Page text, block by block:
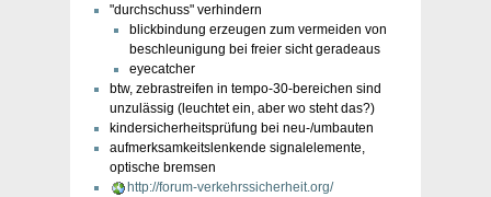
"durchschuss" verhindern
blickbindung erzeugen zum vermeiden von
beschleunigung bei freier sicht geradeaus
eyecatcher
btw, zebrastreifen in tempo-30-bereichen sind
unzulässig (leuchtet ein, aber wo steht das?)
kindersicherheitsprüfung bei neu-/umbauten
aufmerksamkeitslenkende signalelemente,
optische bremsen
http://forum-verkehrssicherheit.org/